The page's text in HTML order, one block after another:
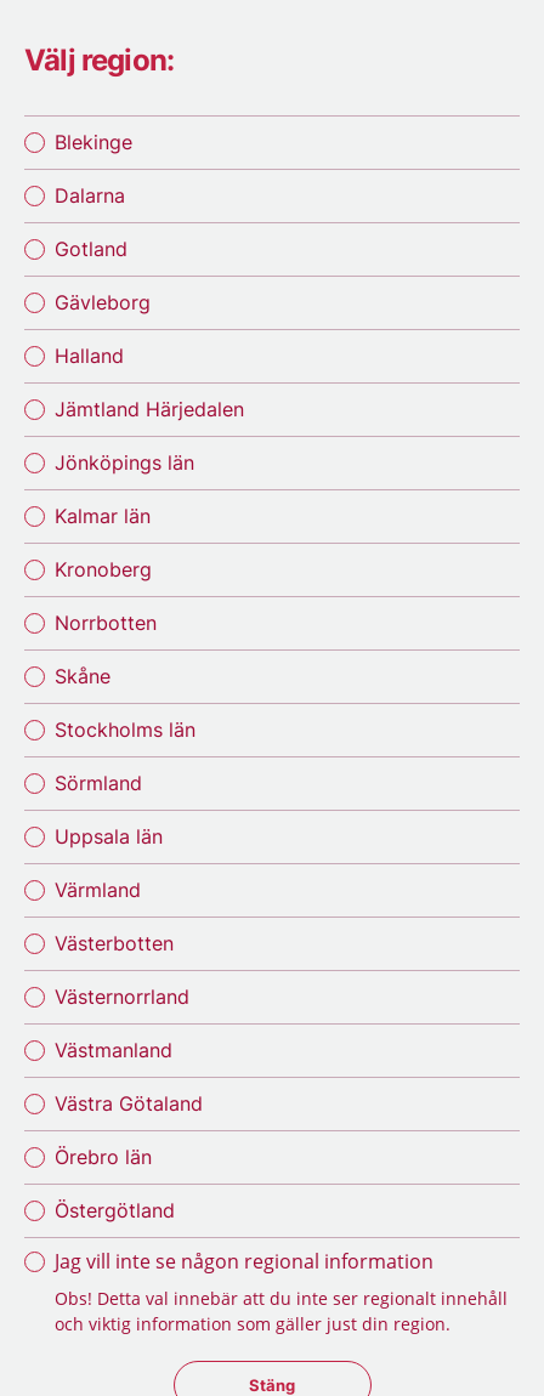
Välj region:
Blekinge
Dalarna
Gotland
Gävleborg
Halland
Jämtland Härjedalen
Jönköpings län
Kalmar län
Kronoberg
Norrbotten
Skåne
Stockholms län
Sörmland
Uppsala län
Värmland
Västerbotten
Västernorrland
Västmanland
Västra Götaland
Örebro län
Östergötland
Jag vill inte se någon regional information
Obs! Detta val innebär att du inte ser regionalt innehåll
och viktig information som gäller just din region.
Stäng regionsväljaren
Stäng